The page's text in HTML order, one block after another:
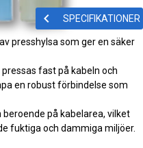
keyboard_arrow_left SPECIFIKATIONER
presshylsa som ger en säker
fast på kabeln och
en robust förbindelse som
på kabelarea, vilket
fuktiga och dammiga miljöer.